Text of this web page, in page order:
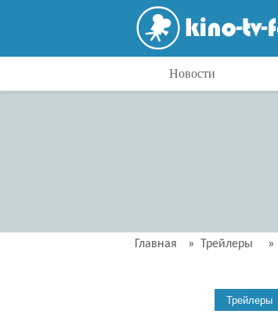
Новости
Главная » Трейлеры »